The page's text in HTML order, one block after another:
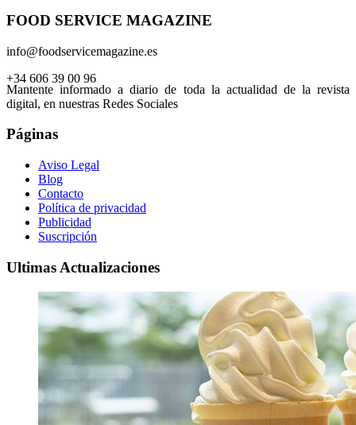
FOOD SERVICE MAGAZINE
info@foodservicemagazine.es
+34 606 39 00 96
Mantente informado a diario de toda la actualidad de la revista
digital, en nuestras Redes Sociales
Páginas
Aviso Legal
Blog
Contacto
Política de privacidad
Publicidad
Suscripción
Ultimas Actualizaciones